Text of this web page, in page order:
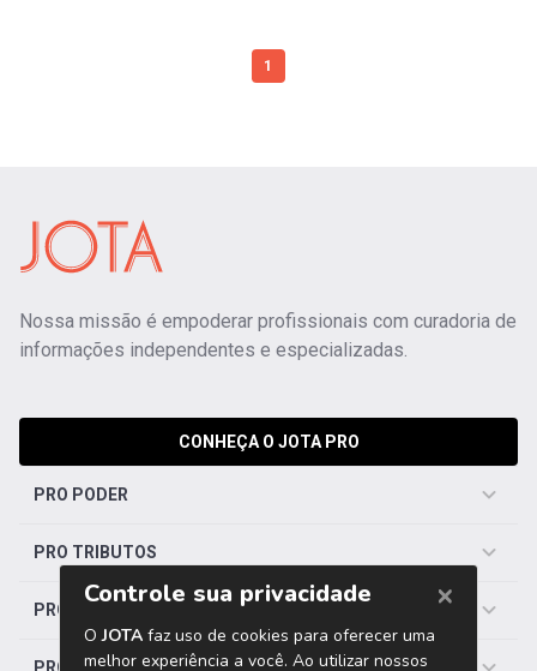
1
Nossa missão é empoderar profissionais com curadoria de
informações independentes e especializadas.
CONHEÇA O JOTA PRO
PRO PODER
PRO TRIBUTOS
PRO TRABALHISTA